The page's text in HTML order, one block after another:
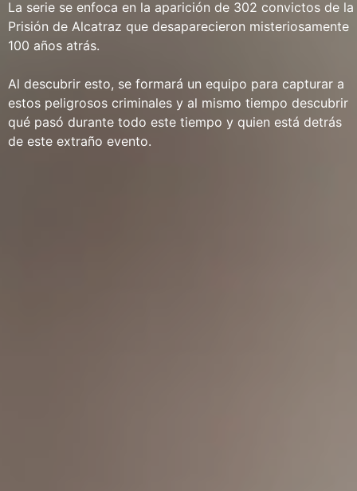
La serie se enfoca en la aparición de 302 convictos de la
Prisión de Alcatraz que desaparecieron misteriosamente
100 años atrás.
Al descubrir esto, se formará un equipo para capturar a
estos peligrosos criminales y al mismo tiempo descubrir
qué pasó durante todo este tiempo y quien está detrás
de este extraño evento.